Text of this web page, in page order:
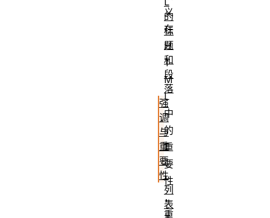
义
在
H
T
M
L
中
的
重
要
性
，
重
的
标
题
和
段
落
强
调
与
重
要
性
列
表